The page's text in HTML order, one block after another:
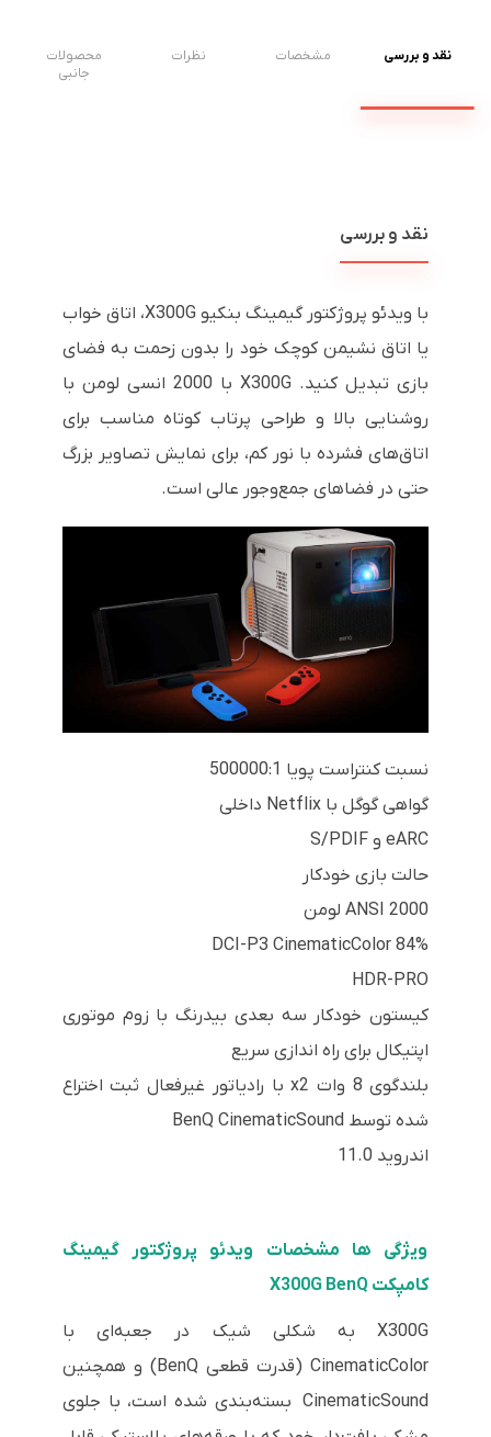
نقد و بررسی مشخصات نظرات
محصولات
جانبی
نقد و بررسی
با ویدئو پروژکتور گیمینگ بنکیو X300G، اتاق خواب
یا اتاق نشیمن کوچک خود را بدون زحمت به فضای
بازی تبدیل کنید. X300G با 2000 انسی لومن با
روشنایی بالا و طراحی پرتاب کوتاه مناسب برای
اتاق‌های فشرده با نور کم، برای نمایش تصاویر بزرگ
حتی در فضاهای جمع‌وجور عالی است.
نسبت کنتراست پویا 500000:1
گواهی گوگل با Netflix داخلی
eARC و S/PDIF
حالت بازی خودکار
2000 ANSI لومن
84% DCI-P3 CinematicColor
HDR-PRO
کیستون خودکار سه بعدی بیدرنگ با زوم موتوری
اپتیکال برای راه اندازی سریع
بلندگوی 8 وات x2 با رادیاتور غیرفعال ثبت اختراع
شده توسط BenQ CinematicSound
اندروید 11.0
ویژگی ها مشخصات ویدئو پروژکتور گیمینگ
کامپکت X300G BenQ
X300G به شکلی شیک در جعبه‌ای با
CinematicColor (قدرت قطعی BenQ) و همچنین
CinematicSound بسته‌بندی شده است، با جلوی